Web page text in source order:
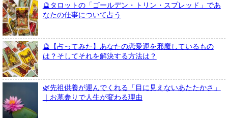
🔮タロットの「ゴールデン・トリン・スプレッド」であ
なたの仕事について占う
🔮【占ってみた】あなたの恋愛運を邪魔しているもの
は？そしてそれを解決する方法は？
🌿先祖供養が運んでくれる「目に見えないあたたかさ」
｜お墓参りで人生が変わる理由